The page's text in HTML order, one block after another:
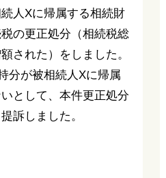
人Xに帰属する相続財
の更正処分（相続税総
された）をしました。
分が被相続人Xに帰属
として、本件更正処分
訴しました。